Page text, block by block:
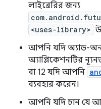
লাইব্রেরির জন্য
<uses-library>
আপনি যদি অ্যাড-অন
অ্যাপ্লিকেশনটির
বা 12 যদি আপনি
ব্যবহার করেন।
আপনি যদি চান যে